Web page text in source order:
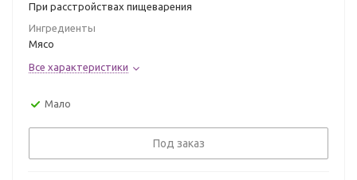
При расстройствах пищеварения
Ингредиенты
Мясо
Все характеристики
Мало
Под заказ